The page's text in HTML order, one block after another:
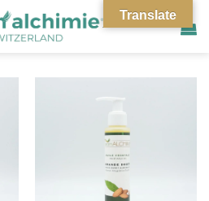
Translate